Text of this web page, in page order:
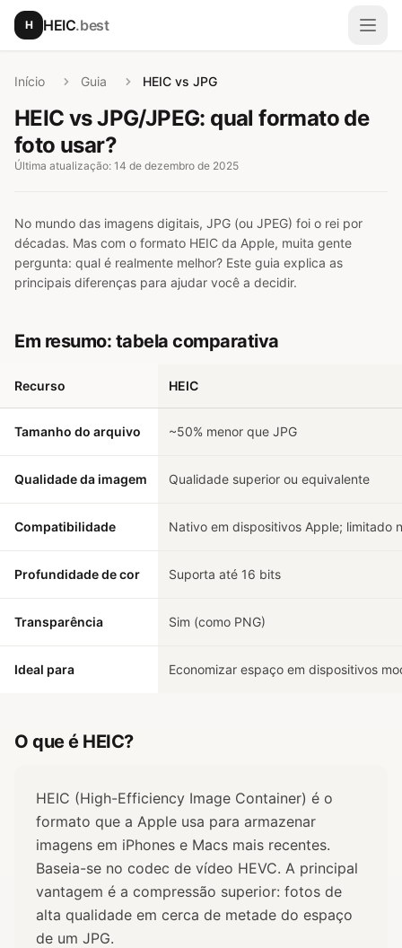
Ir para o conteúdo principal
H HEIC.best
Início Guia HEIC vs JPG
HEIC vs JPG/JPEG: qual formato de
foto usar?
Última atualização: 14 de dezembro de 2025
No mundo das imagens digitais, JPG (ou JPEG) foi o rei por
décadas. Mas com o formato HEIC da Apple, muita gente
pergunta: qual é realmente melhor? Este guia explica as
principais diferenças para ajudar você a decidir.
Em resumo: tabela comparativa
Recurso HEIC
Tamanho do arquivo ~50% menor que JPG
Qualidade da imagem Qualidade superior ou equivalente
Compatibilidade Nativo em dispositivos Apple; limitado
Profundidade de cor Suporta até 16 bits
Transparência Sim (como PNG)
Ideal para Economizar espaço em dispositivos
O que é HEIC?
HEIC (High-Efficiency Image Container) é o
formato que a Apple usa para armazenar
imagens em iPhones e Macs mais recentes.
Baseia-se no codec de vídeo HEVC. A principal
vantagem é a compressão superior: fotos de
alta qualidade em cerca de metade do espaço
de um JPG.